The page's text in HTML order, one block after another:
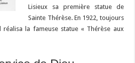
Lisieux sa première statue de
Sainte Thérèse. En 1922, toujours
la fameuse statue « Thérèse aux